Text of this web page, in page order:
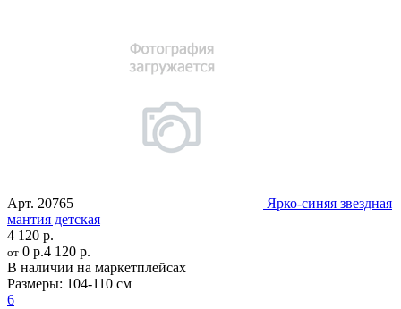
Арт. 20765
Ярко-синяя звездная
мантия детская
4 120 р.
от 0 р.4 120 р.
В наличии на маркетплейсах
Размеры: 104-110 см
6